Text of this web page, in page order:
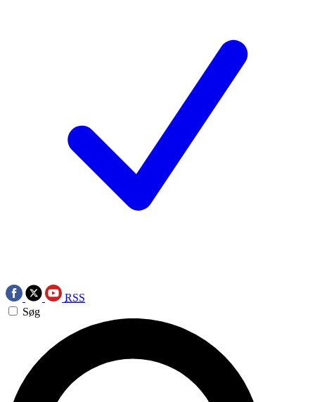
RSS
Søg